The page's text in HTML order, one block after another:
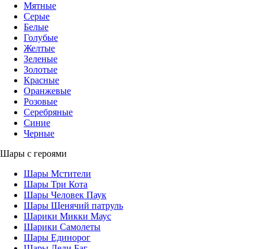
Мятные
Серые
Белые
Голубые
Желтые
Зеленые
Золотые
Красные
Оранжевые
Розовые
Серебряные
Синие
Черные
Шары с героями
Шары Мстители
Шары Три Кота
Шары Человек Паук
Шары Щенячий патруль
Шарики Микки Маус
Шарики Самолеты
Шары Единорог